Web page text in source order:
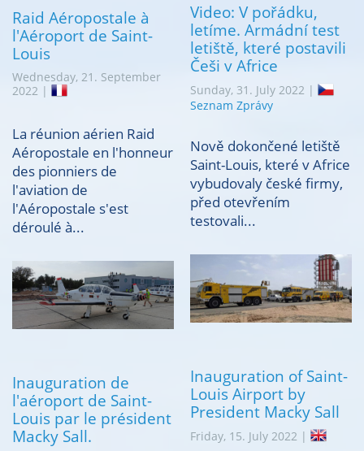
Raid Aéropostale à
l'Aéroport de Saint-
Louis
Wednesday, 21. September
2022 |
La réunion aérien Raid
Aéropostale en l'honneur
des pionniers de
l'aviation de
l'Aéropostale s'est
déroulé à...
Inauguration de
l'aéroport de Saint-
Louis par le président
Macky Sall.
Video: V pořádku,
letíme. Armádní test
letiště, které postavili
Češi v Africe
Sunday, 31. July 2022 |
Seznam Zprávy
Nově dokončené letiště
Saint-Louis, které v Africe
vybudovaly české firmy,
před otevřením
testovali...
Inauguration of Saint-
Louis Airport by
President Macky Sall
Friday, 15. July 2022 |